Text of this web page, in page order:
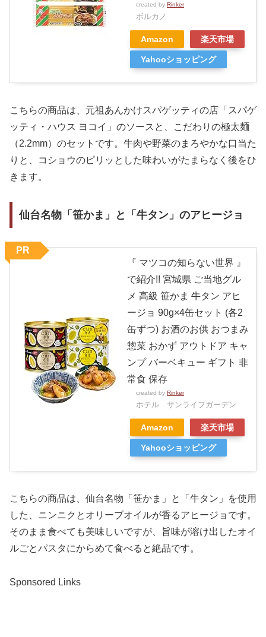
created by Rinker
ボルカノ
Amazon 楽天市場
Yahooショッピング
こちらの商品は、元祖あんかけスパゲッティの店「スパゲ
ッティ・ハウス ヨコイ」のソースと、こだわりの極太麺
（2.2mm）のセットです。牛肉や野菜のまろやかな口当た
りと、コショウのピリッとした味わいがたまらなく後をひ
きます。
仙台名物「笹かま」と「牛タン」のアヒージョ
『 マツコの知らない世界 』
で紹介!! 宮城県 ご当地グル
メ 高級 笹かま 牛タン アヒ
ージョ 90g×4缶セット (各2
缶ずつ) お酒のお供 おつまみ
惣菜 おかず アウトドア キャ
ンプ バーベキュー ギフト 非
常食 保存
created by Rinker
ホテル サンライフガーデン
Amazon 楽天市場
Yahooショッピング
PR
こちらの商品は、仙台名物「笹かま」と「牛タン」を使用
した、ニンニクとオリーブオイルが香るアヒージョです。
そのまま食べても美味しいですが、旨味が溶け出したオイ
ルごとパスタにからめて食べると絶品です。
Sponsored Links